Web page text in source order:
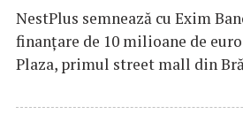
NestPlus semnează cu Exim
finanțare de 10 milioane de
Plaza, primul street mall din